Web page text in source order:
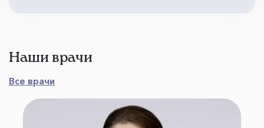
Наши врачи
Все врачи